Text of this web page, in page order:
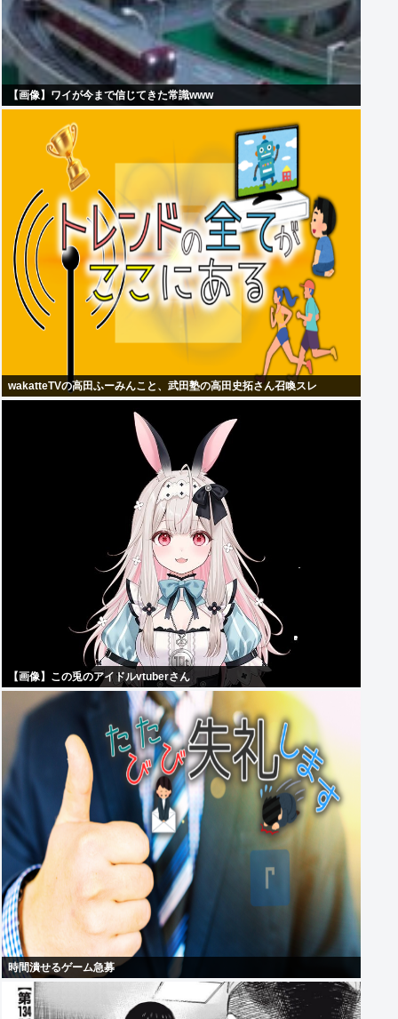
【画像】ワイが今まで信じてきた常識www
wakatteTVの高田ふーみんこと、武田塾の高田史拓さん召喚スレ
【画像】この兎のアイドルvtuberさん
時間潰せるゲーム急募